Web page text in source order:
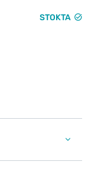
STOKTA